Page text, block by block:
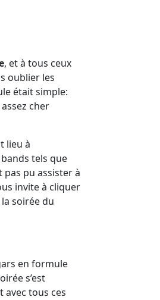
, et à tous ceux
oublier les
était simple:
cher
lieu à
tels que
pas pu assister à
invite à cliquer
soirée du
en formule
s’est
tous ces